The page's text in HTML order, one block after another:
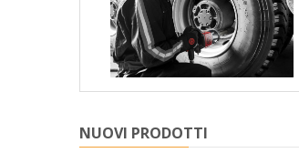
NUOVI PRODOTTI